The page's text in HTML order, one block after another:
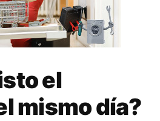
el
mismo día?